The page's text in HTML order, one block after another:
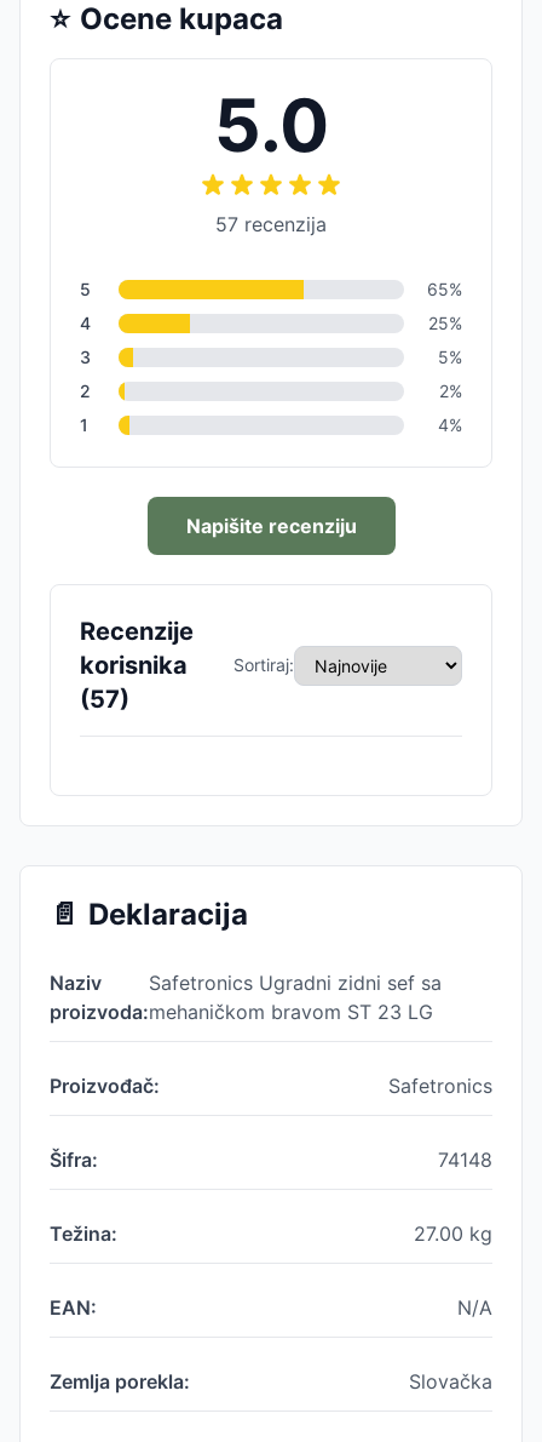
⭐ Ocene kupaca
5.0
57 recenzija
5 65%
4
25%
3
5%
2
2%
1
4%
Napišite recenziju
Recenzije
korisnika
(57)
Sortiraj:
📄 Deklaracija
Naziv
proizvoda:
Safetronics Ugradni zidni sef sa
mehaničkom bravom ST 23 LG
Proizvođač: Safetronics
Šifra: 74148
Težina: 27.00 kg
EAN: N/A
Zemlja porekla: Slovačka